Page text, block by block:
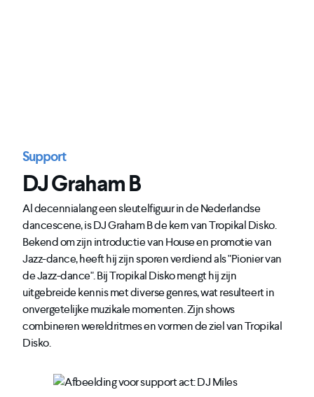
Support
DJ Graham B
Al decennialang een sleutelfiguur in de Nederlandse
dancescene, is DJ Graham B de kern van Tropikal Disko.
Bekend om zijn introductie van House en promotie van
Jazz-dance, heeft hij zijn sporen verdiend als "Pionier van
de Jazz-dance". Bij Tropikal Disko mengt hij zijn
uitgebreide kennis met diverse genres, wat resulteert in
onvergetelijke muzikale momenten. Zijn shows
combineren wereldritmes en vormen de ziel van Tropikal
Disko.